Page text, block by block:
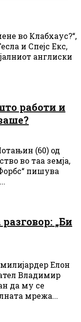
во Клабхаус?“,
и Спејс Екс,
англиски
работи и
(60) од
во таа земја,
пишува
„Би
Елон
Владимир
да му се
мрежа...